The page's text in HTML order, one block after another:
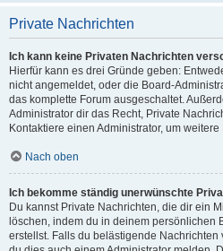
Private Nachrichten
Ich kann keine Privaten Nachrichten
Hierfür kann es drei Gründe geben:
nicht angemeldet, oder die Board-
das komplette Forum ausgeschaltet.
Administrator dir das Recht, Private
Kontaktiere einen Administrator, um
Nach oben
Ich bekomme ständig unerwünschte
Du kannst Private Nachrichten, die dir ein
löschen, indem du in deinem persönlichen
erstellst. Falls du belästigende